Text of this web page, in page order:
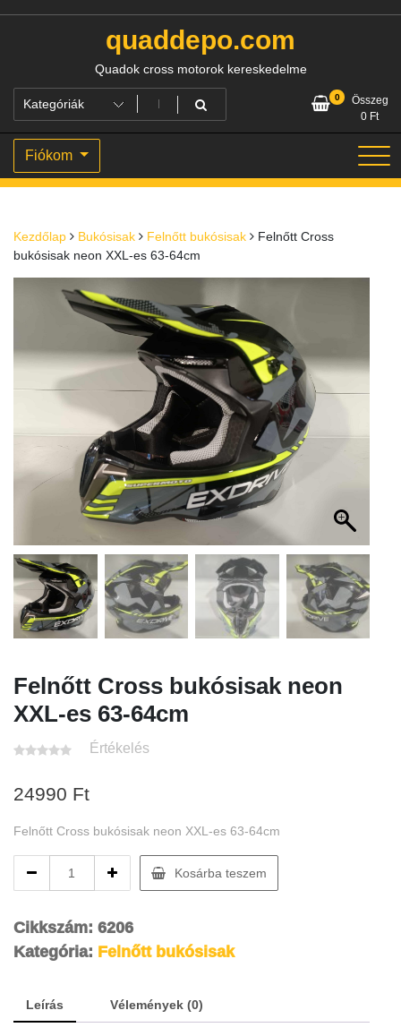
quaddepo.com
Quadok cross motorok kereskedelme
0
Összeg
0 Ft
Fiókom
Kezdőlap Bukósisak Felnőtt bukósisak
Felnőtt Cross
bukósisak neon XXL-es 63-64cm
Felnőtt Cross bukósisak neon
XXL-es 63-64cm
Értékelés
24990 Ft
Felnőtt Cross bukósisak neon XXL-es 63-64cm
Cross
neon
es
quantity
Kosárba teszem
Cikkszám: 6206
Kategória: Felnőtt bukósisak
Leírás Vélemények (0)